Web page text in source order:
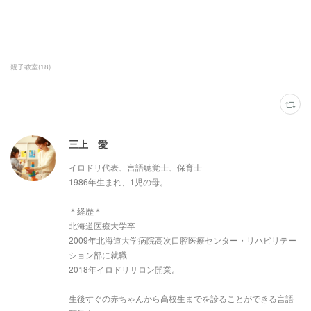
親子教室(18)
三上 愛
イロドリ代表、言語聴覚士、保育士
1986年生まれ、1児の母。
＊経歴＊
北海道医療大学卒
2009年北海道大学病院高次口腔医療センター・リハビリテー
ション部に就職
2018年イロドリサロン開業。
生後すぐの赤ちゃんから高校生までを診ることができる言語